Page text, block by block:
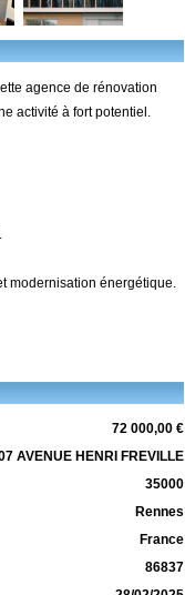
agence de rénovation
activité à fort potentiel.
modernisation énergétique.
72 000,00 €
AVENUE HENRI FREVILLE
35000
Rennes
France
86837